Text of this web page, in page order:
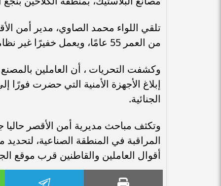
تلقي اللواء محمد الصاوي، مدير أمن
من العمر 55 عامًا، ويعمل خفيرًا غير نظامي بالمصنع، حيث عُثر عليه مضروبًا على رأسه بآلة حادة
وكشفت التحريات ، أن العاملين
إبلاغ الأجهزة الأمنية التي حضرت
الجنائية.
وتكثف مباحث مديرية أمن الأقصر
المراقبة في المنطقة الصناعية،
أقوال العاملين والقاطنين قرب موقع